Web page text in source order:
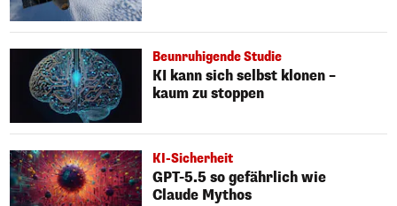
Beunruhigende Studie
KI kann sich selbst klonen –
kaum zu stoppen
KI-Sicherheit
GPT-5.5 so gefährlich wie
Claude Mythos